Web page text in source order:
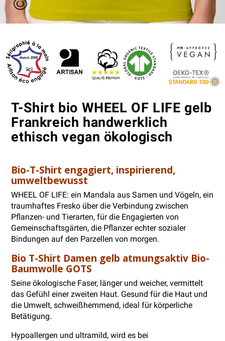
T-Shirt bio WHEEL OF LIFE gelb
Frankreich handwerklich
ethisch vegan ökologisch
Bio-T-Shirt engagiert, inspirierend,
umweltbewusst
WHEEL OF LIFE: ein Mandala aus Samen und Vögeln, ein
traumhaftes Fresko über die Verbindung zwischen
Pflanzen- und Tierarten, für die Engagierten von
Gemeinschaftsgärten, die Pflanzer echter sozialer
Bindungen auf den Parzellen von morgen.
Bio T-Shirt Damen gelb atmungsaktiv Bio-
Baumwolle GOTS
Seine ökologische Faser, länger und weicher, vermittelt
das Gefühl einer zweiten Haut. Gesund für die Haut und
die Umwelt, schweißhemmend, ideal für körperliche
Betätigung.
Hypoallergen und ultramild, wird es bei